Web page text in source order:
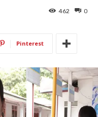
0
462
Pinterest